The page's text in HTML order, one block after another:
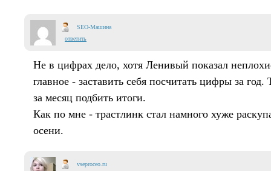
SEO-Машина
ответить
Не в цифрах дело, хотя Ленивый показал
главное - заставить себя посчитать цифры за
за месяц подбить итоги.
Как по мне - трастлинк стал намного хуже
осени.
vseproceo.ru